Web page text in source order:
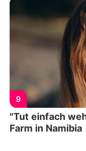
9
"Tut einfach
Farm in Namibia